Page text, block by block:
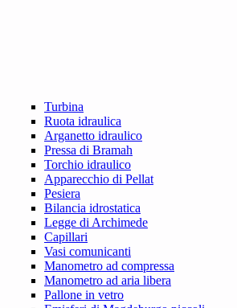
Turbina
Ruota idraulica
Arganetto idraulico
Pressa di Bramah
Torchio idraulico
Apparecchio di Pellat
Pesiera
Bilancia idrostatica
Legge di Archimede
Capillari
Vasi comunicanti
Manometro ad compressa
Manometro ad aria libera
Pallone in vetro